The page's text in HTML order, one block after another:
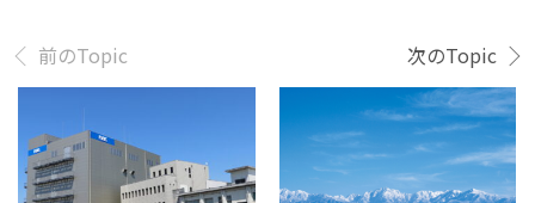
前のTopic 次のTopic